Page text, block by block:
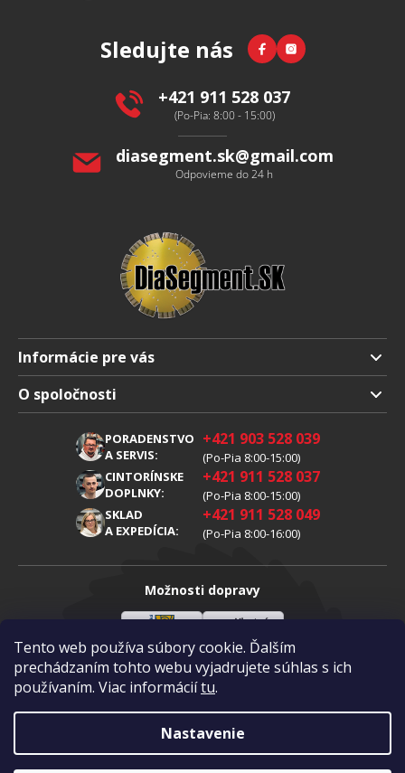
Tento web používa súbory cookie. Ďalším
prechádzaním tohto webu vyjadrujete súhlas s ich
používaním. Viac informáciítu.
Nastavenie
Sledujte nás Facebook
Instagram
+421 911 528 037
(Po-Pia: 8:00 - 15:00)
diasegment.sk@gmail.com
Odpovieme do 24 h
Informácie pre vás
Doprava a platba
Obchodné podmienky
Reklamácia
Spracovanie osobných údajov
O spoločnosti
PORADENSTVO
A SERVIS:
+421 903 528 039
(Po-Pia 8:00-15:00)
CINTORÍNSKE
DOPLNKY:
+421 911 528 037
(Po-Pia 8:00-15:00)
SKLAD
A EXPEDÍCIA:
+421 911 528 049
(Po-Pia 8:00-16:00)
Možnosti dopravy
Sloveenská
pošta
Vlastná
doprava
Možnosti platby
Visa Mastercard Dobierka
Copyright 2026Diamantovykotuc.sk
Všetky práva vyhradené.